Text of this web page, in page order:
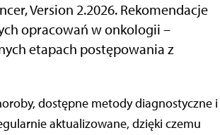
Version 2.2026. Rekomendacje
opracowań w onkologii –
etapach postępowania z
aktualizowane, dzięki czemu